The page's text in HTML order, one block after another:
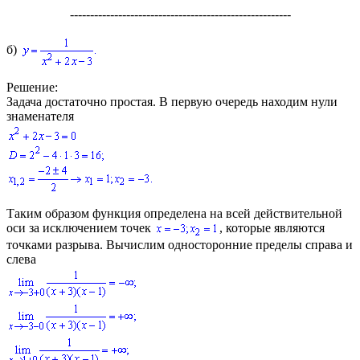
-------------------------------------------------------
б)
Решение:
Задача достаточно простая. В первую очередь находим нули
знаменателя
Таким образом функция определена на всей действительной
оси за исключением точек
, которые являются
точками разрыва. Вычислим односторонние пределы справа и
слева